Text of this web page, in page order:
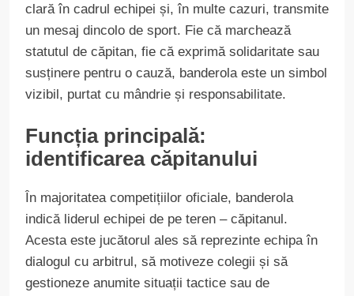
clară în cadrul echipei și, în multe cazuri, transmite
un mesaj dincolo de sport. Fie că marchează
statutul de căpitan, fie că exprimă solidaritate sau
susținere pentru o cauză, banderola este un simbol
vizibil, purtat cu mândrie și responsabilitate.
Funcția principală:
identificarea căpitanului
În majoritatea competițiilor oficiale, banderola
indică liderul echipei de pe teren – căpitanul.
Acesta este jucătorul ales să reprezinte echipa în
dialogul cu arbitrul, să motiveze colegii și să
gestioneze anumite situații tactice sau de